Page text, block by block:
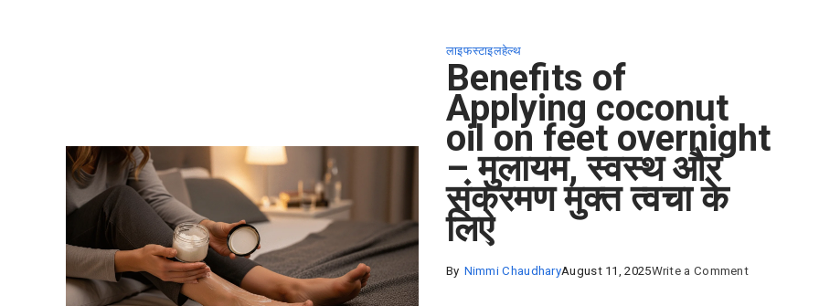
लाइफस्टाइलहेल्थ
Benefits of
Applying coconut
oil on feet overnight
– मुलायम, स्वस्थ और
संक्रमण मुक्त त्वचा के
लिए
By Nimmi ChaudharyAugust 11, 2025Write a Commenton